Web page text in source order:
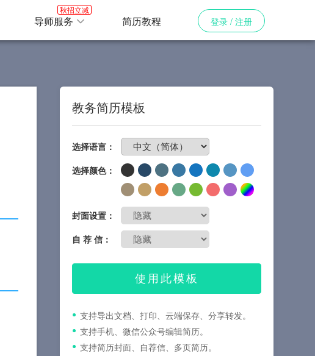
导师服务
秋招立减
简历教程 登录 / 注册
教务简历模板
选择语言：
选择颜色：
封面设置：
自 荐 信：
使用此模板
支持导出文档、打印、云端保存、分享转发。
支持手机、微信公众号编辑简历。
支持简历封面、自荐信、多页简历。